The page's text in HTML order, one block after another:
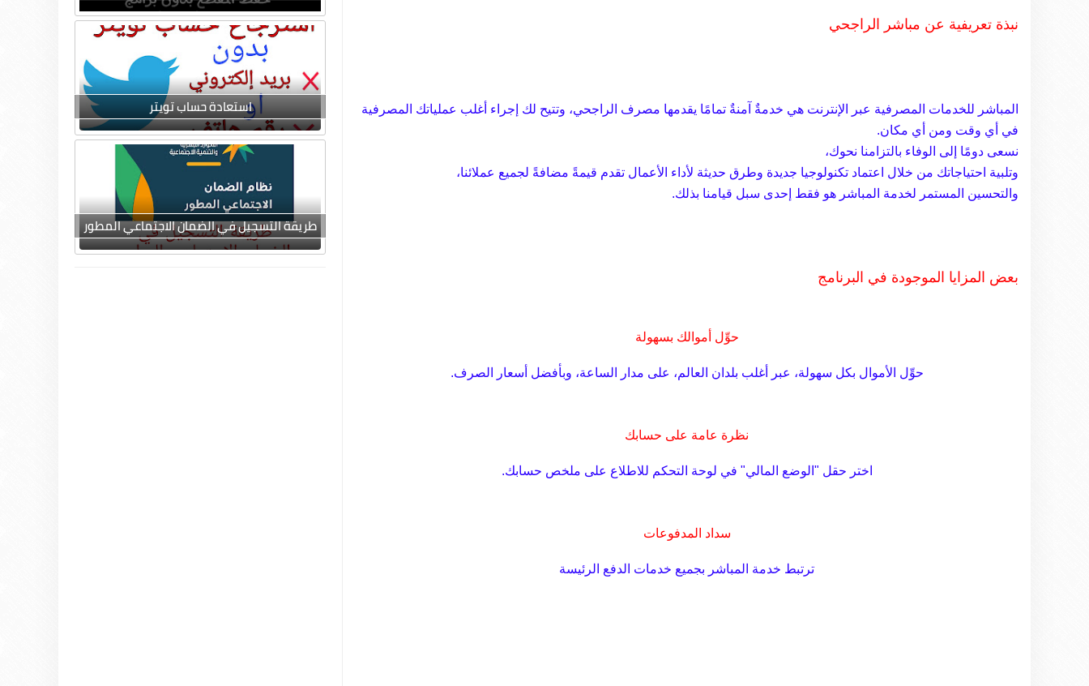
نبذة تعريفية عن مباشر الراجحي
المباشر للخدمات المصرفية عبر الإنترنت هي خدمةٌ آمنةٌ تمامًا يقدمها مصرف الراجحي، وتتيح لك إجراء أغلب عملياتك المصرفية
في أي وقت ومن أي مكان.
نسعى دومًا إلى الوفاء بالتزامنا نحوك،
وتلبية احتياجاتك من خلال اعتماد تكنولوجيا جديدة وطرق حديثة لأداء الأعمال تقدم قيمةً مضافةً لجميع عملائنا،
والتحسين المستمر لخدمة المباشر هو فقط إحدى سبل قيامنا بذلك.
بعض المزايا الموجودة في البرنامج
حوِّل أموالك بسهولة
حوِّل الأموال بكل سهولة، عبر أغلب بلدان العالم، على مدار الساعة، وبأفضل أسعار الصرف.
نظرة عامة على حسابك
اختر حقل "الوضع المالي" في لوحة التحكم للاطلاع على ملخص حسابك.
سداد المدفوعات
ترتبط خدمة المباشر بجميع خدمات الدفع الرئيسة
استعادة حساب تويتر
طريقة التسجيل في الضمان الاجتماعي المطور